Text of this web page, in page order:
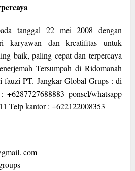
tanggal 22 mei 2008 dengan
karyawan dan kreatifitas untuk
baik, paling cepat dan terpercaya
Tersumpah di Ridomanah
fauzi PT. Jangkar Global Grups : di
ponsel/whatsapp
Telp kantor : +622122008353
com